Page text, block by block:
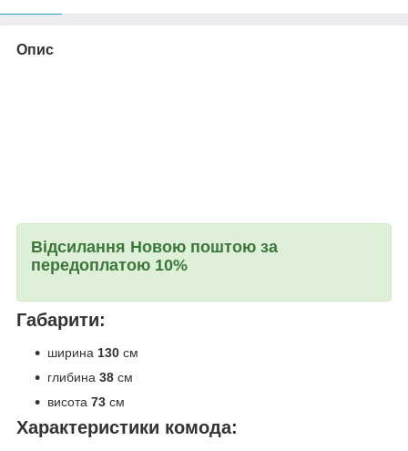
Опис
Відсилання Новою поштою за
передоплатою 10%
Габарити:
ширина 130 см
глибина 38 см
висота 73 см
Характеристики комода: